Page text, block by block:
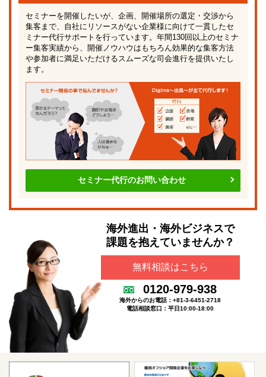
セミナーを開催したいが、企画、開催場所の選定・交渉から
集客まで、自社にリソースがない企業様に向けて一貫したセ
ミナー代行サポートを行っています。年間130回以上のセミナ
ー集客実績から、開催ノウハウはもちろん効果的な集客方法
や参加者に満足いただけるスムーズな司会進行を提供いたし
ます。
セミナー代行のお問い合わせ
海外進出・海外ビジネスで
課題を抱えていませんか？
無料相談はこちら
0120-979-938
海外からのお電話：+81-3-6451-2718
電話相談窓口：平日10:00-18:00